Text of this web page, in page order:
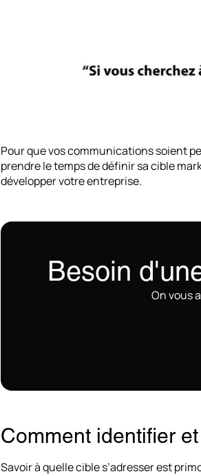
Pour que vos communications soient
prendre le temps de définir sa cible
développer votre entreprise.
Besoin
On vous
Comment identifier
Savoir à quelle cible s’adresser est